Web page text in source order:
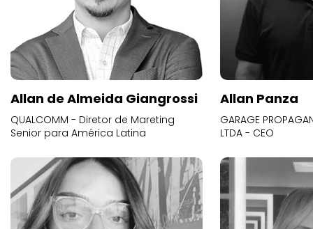
Allan de Almeida Giangrossi
QUALCOMM - Diretor de Mareting
Senior para América Latina
Allan Panza
GARAGE
LTDA - CEO